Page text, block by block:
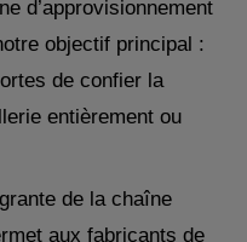
d’approvisionnement
objectif principal :
de confier la
entièrement ou
de la chaîne
aux fabricants de